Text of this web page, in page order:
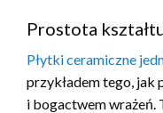
Prostota
Płytki ceramiczne
przykładem tego, jak
i bogactwem wrażeń.